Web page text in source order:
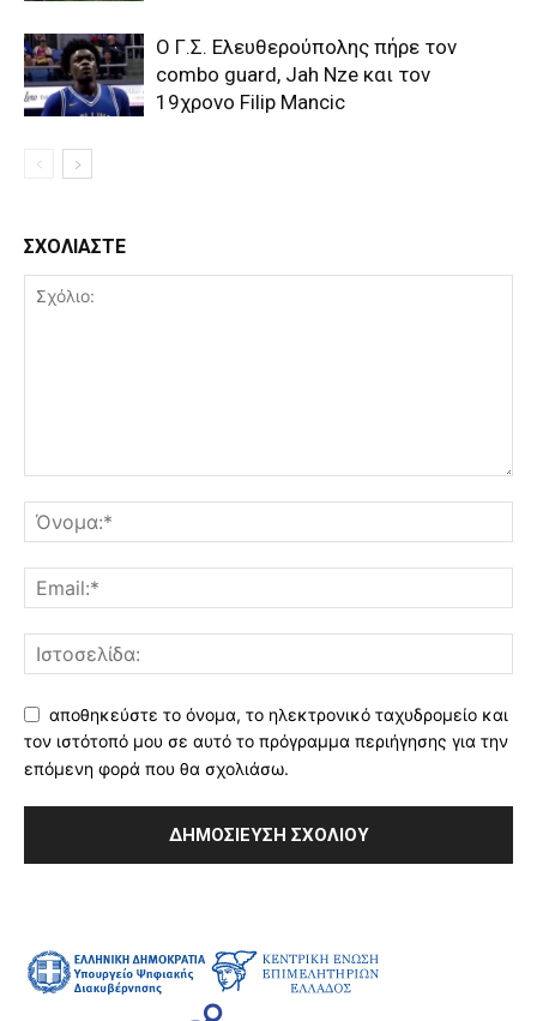
Ο Γ.Σ. Ελευθερούπολης πήρε τον
combo guard, Jah Nze και τον
19χρονο Filip Mancic
ΣΧΟΛΙΑΣΤΕ
αποθηκεύστε το όνομα, το ηλεκτρονικό ταχυδρομείο και
τον ιστότοπό μου σε αυτό το πρόγραμμα περιήγησης για την
επόμενη φορά που θα σχολιάσω.